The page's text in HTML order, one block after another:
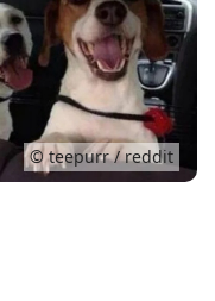
© teepurr / reddit